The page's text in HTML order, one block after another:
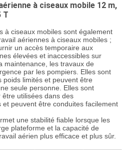
à ciseaux mobile 12 m,
T
à ciseaux mobiles sont également
aériennes à ciseaux mobiles ;
un accès temporaire aux
élevées et inaccessibles sur
maintenance, les travaux de
par les pompiers. Elles sont
limités et peuvent être
seule personne. Elles sont
utilisées dans des
peuvent être conduites facilement
une stabilité fiable lorsque les
plateforme et la capacité de
aérien plus efficace et plus sûr.